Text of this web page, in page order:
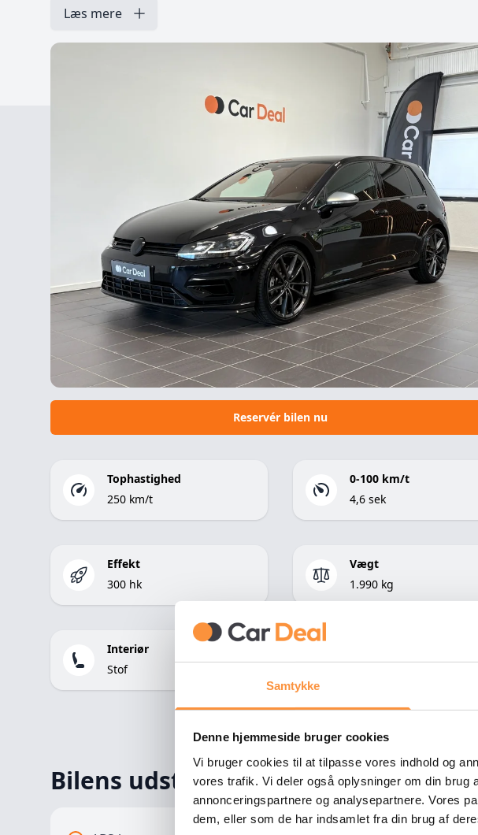
Samtykke
Denne hjemmeside bruger cookies
Vi bruger cookies til at tilpasse vores indhold og
vores trafik. Vi deler også oplysninger om din brug
annonceringspartnere og analysepartnere. Vores
dem, eller som de har indsamlet fra din brug af
- Digitalt cockpit
- Adaptive LED lygter m. dynamisk blink bag.
Leasingforslag 12 måneder erhverv
Udbetaling: 28.000 kr. ex. moms
Mnd. ydelse: 2.699 kr. ex. moms
Restværdi: 160.000 kr. ex. moms og afgift
Etablering: 4.000 kr. ex. moms
Leasingforslag 12 måneder privat
Udbetaling: 35.000 kr. inkl. moms
Mnd. ydelse: 3.374 kr. inkl. moms
Restværdi: 160.000 kr. ex. moms og afgift
Læs mere
Reservér bilen nu
Tophastighed
250 km/t
0-100 km/t
4,6 sek
Effekt
300 hk
Vægt
1.990 kg
Interiør
Stof
Bilens udstyr